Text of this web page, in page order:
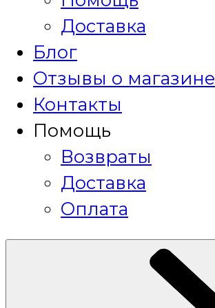
Доставка
Блог
Отзывы о магазине
Контакты
Помощь
Возвраты
Доставка
Оплата